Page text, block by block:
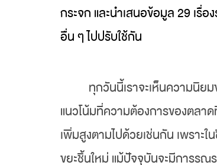
กระจก และนำเสนอข้อมูล 29 เรื่
อื่น ๆ ไปปรับใช้กัน
ทุกวันนี้เราจะเห็นความนิ
แนวโน้มที่ความต้องการของตลา
เพิ่มสูงตามไปด้วยเช่นกัน เพราะ
ขยะชิ้นใหม่ แม้ปัจจุบันจะมีการรณ